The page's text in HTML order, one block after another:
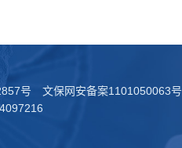
号
文保网安备案1101050063号